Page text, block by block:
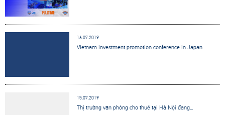
16.07.2019
Vietnam investment promotion conference in Japan
15.07.2019
Thị trường văn phòng cho thuê tại Hà Nội đang...